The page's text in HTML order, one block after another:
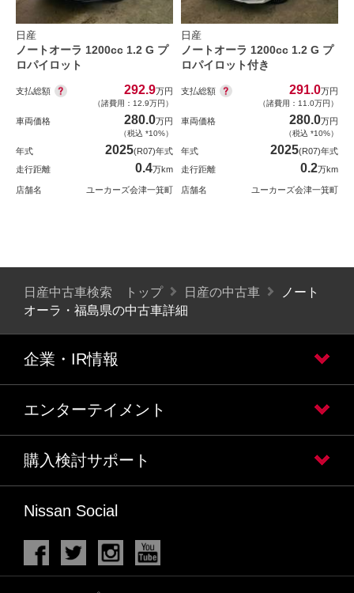
日産
ノートオーラ 1200cc 1.2 G プ
ロパイロット
支払総額 292.9万円
（諸費用：12.9万円）
車両価格 280.0万円
（税込 *10%）
年式 2025(R07)年式
走行距離
0.4万km
店舗名 ユーカーズ会津一箕町
日産
ノートオーラ 1200cc 1.2 G プ
ロパイロット付き
支払総額 291.0万円
（諸費用：11.0万円）
車両価格 280.0万円
（税込 *10%）
年式 2025(R07)年式
走行距離
0.2万km
店舗名 ユーカーズ会津一箕町
日産中古車検索 トップ 日産の中古車
ノート
オーラ・福島県の中古車詳細
企業・IR情報
エンターテイメント
購入検討サポート
Nissan Social